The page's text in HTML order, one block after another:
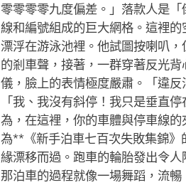
零零零零九度偏差。」落款人是
線和編號組成的巨大網格。這裡
漂浮在游泳池裡。他試圖按喇叭
的剎車聲，接著，一群穿著反光
儀，臉上的表情極度嚴肅。「違
「我、我沒有斜停！我只是垂直
為，在這裡，你的車體與停車線
為**《新手泊車七百次失敗集錦
緣漂移而過。跑車的輪胎發出令
那泊車的過程就像一場舞蹈，流